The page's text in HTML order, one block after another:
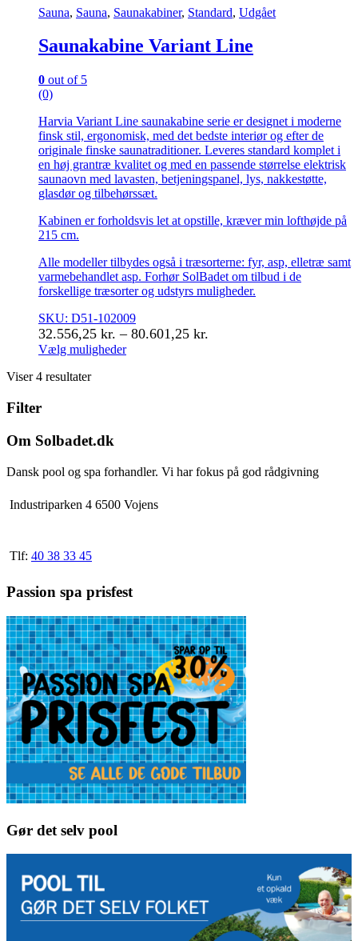
Sauna, Sauna, Saunakabiner, Standard, Udgået
Saunakabine Variant Line
0 out of 5
(0)
Harvia Variant Line saunakabine serie er designet i moderne
finsk stil, ergonomisk, med det bedste interiør og efter de
originale finske saunatraditioner. Leveres standard komplet i
en høj grantræ kvalitet og med en passende størrelse elektrisk
saunaovn med lavasten, betjeningspanel, lys, nakkestøtte,
glasdør og tilbehørssæt.
Kabinen er forholdsvis let at opstille, kræver min lofthøjde på
215 cm.
Alle modeller tilbydes også i træsorterne: fyr, asp, elletræ samt
varmebehandlet asp. Forhør SolBadet om tilbud i de
forskellige træsorter og udstyrs muligheder.
SKU: D51-102009
32.556,25 kr. – 80.601,25 kr.
Vælg muligheder
vare
flere
Mulighederne
kan
på
Viser 4 resultater
Filter
Om Solbadet.dk
Dansk pool og spa forhandler. Vi har fokus på god rådgivning
Industriparken 4 6500 Vojens
Tlf: 40 38 33 45
Passion spa prisfest
Gør det selv pool